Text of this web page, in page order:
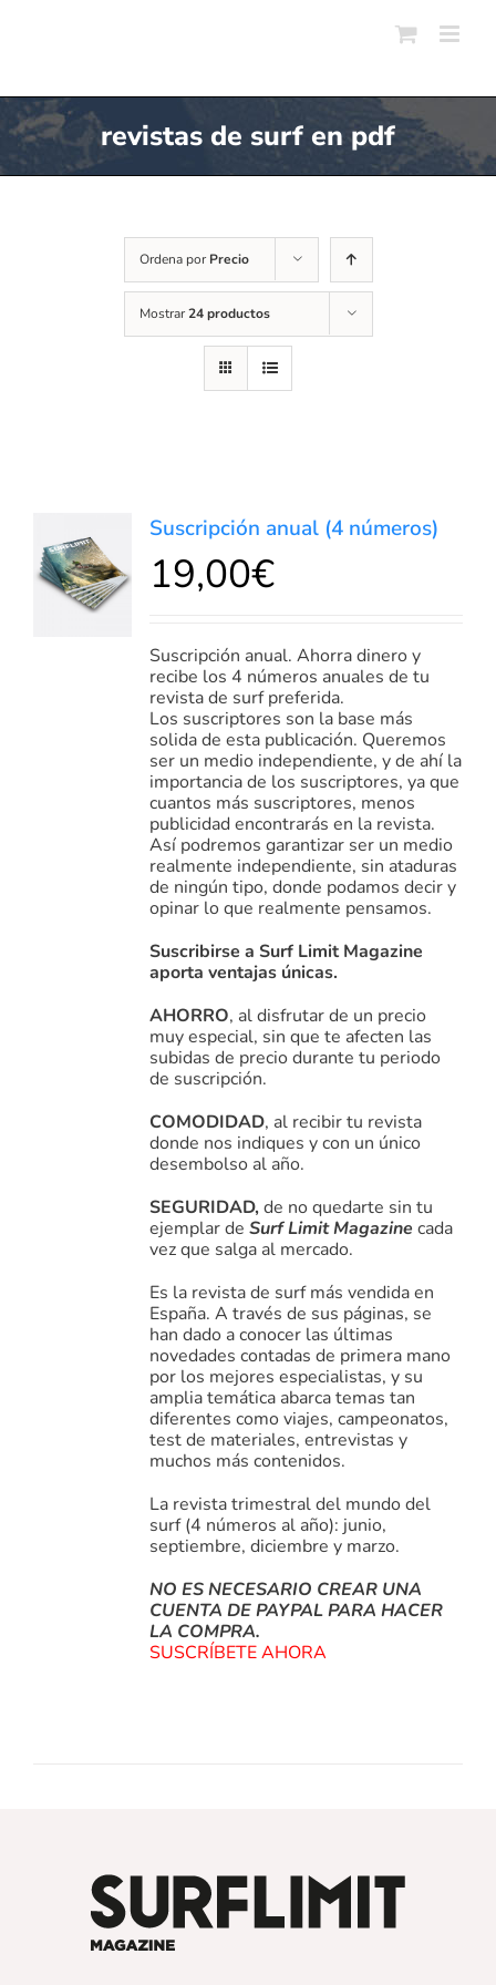
revistas de surf en pdf
Ordena por Precio
Mostrar24 productos
Valorado
en5.00de 5
DETALLES
Suscripción anual (4 números)
19,00€
Suscripción anual. Ahorra dinero y
recibe los 4 números anuales de tu
revista de surf preferida.
Los suscriptores son la base más
solida de esta publicación. Queremos
ser un medio independiente, y de ahí la
importancia de los suscriptores, ya que
cuantos más suscriptores, menos
publicidad encontrarás en la revista.
Así podremos garantizar ser un medio
realmente independiente, sin ataduras
de ningún tipo, donde podamos decir y
opinar lo que realmente pensamos.
Suscribirse a Surf Limit Magazine
aporta ventajas únicas.
AHORRO, al disfrutar de un precio
muy especial, sin que te afecten las
subidas de precio durante tu periodo
de suscripción.
COMODIDAD, al recibir tu revista
donde nos indiques y con un único
desembolso al año.
SEGURIDAD,de no quedarte sin tu
ejemplar de Surf Limit Magazinecada
vez que salga al mercado.
Es la revista de surf más vendida en
España. A través de sus páginas, se
han dado a conocer las últimas
novedades contadas de primera mano
por los mejores especialistas, y su
amplia temática abarca temas tan
diferentes como viajes, campeonatos,
test de materiales, entrevistas y
muchos más contenidos.
La revista trimestral del mundo del
surf (4 números al año): junio,
septiembre, diciembre y marzo.
NO ES NECESARIO CREAR UNA
CUENTA DE PAYPAL PARA HACER
LA COMPRA.
SUSCRÍBETE AHORA